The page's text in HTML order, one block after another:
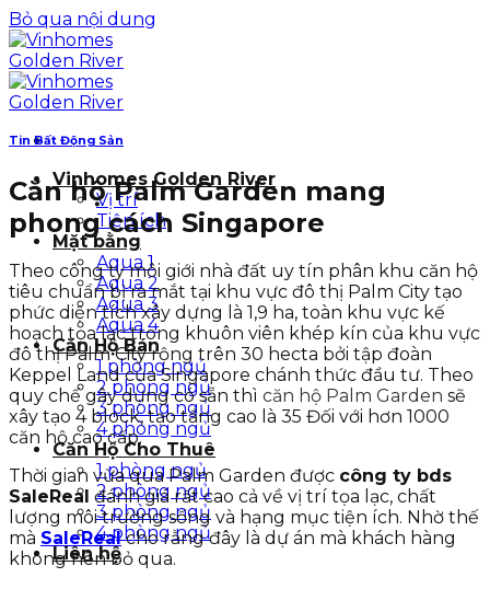
Bỏ qua nội dung
Vinhomes Golden River
Vị trí
Tiện ích
Mặt bằng
Aqua 1
Aqua 2
Aqua 3
Aqua 4
Căn Hộ Bán
1 phòng ngủ
2 phòng ngủ
3 phòng ngủ
4 phòng ngủ
Căn Hộ Cho Thuê
1 phòng ngủ
2 phòng ngủ
3 phòng ngủ
4 phòng ngủ
Liên hệ
Tin Bất Động Sản
Căn hộ Palm Garden mang
phong cách Singapore
Theo công ty môi giới nhà đất uy tín p hân khu căn hộ
tiêu chuẩn bị ra mắt tại khu vực đô thị Palm City tạo
phức diện tích xây dựng là 1,9 ha, toàn khu vực kế
hoạch tọa lạc trong khuôn viên khép kín của khu vực
đô thị Palm City rộng trên 30 hecta bởi tập đoàn
Keppel Land của Singapore chánh thức đầu tư. Theo
quy chế gây dựng có sẵn thì căn hộ Palm Garden sẽ
xây tạo 4 block, tạo tầng cao là 35 Đối với hơn 1000
căn hộ cao cấp.
Thời gian vừa qua Palm Garden được công ty bds
SaleReal đánh giá rất cao cả về vị trí tọa lạc, chất
lượng môi trường sống và hạng mục tiện ích. Nhờ thế
mà SaleRealcho rằng đây là dự án mà khách hàng
không nên bỏ qua.